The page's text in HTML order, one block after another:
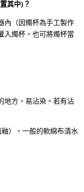
其中)？
內（因燭杯為手工製作
入燭杯，也可將燭杯當
地方，易沾染。若有沾
），一般的軟綿布清水